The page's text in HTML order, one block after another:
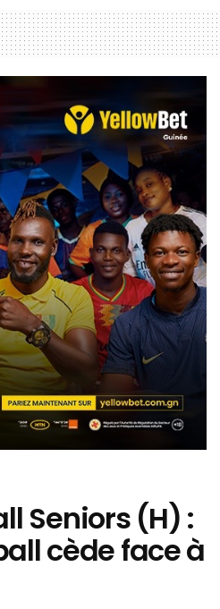
Seniors (H) :
cède face à